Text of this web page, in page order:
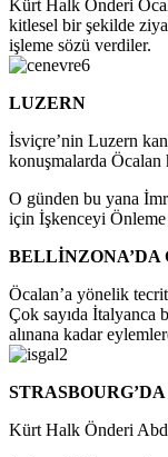
Kürt Halk Önderi
kitlesel bir şekilde
işleme sözü verdiler.
LUZERN
İsviçre’nin Luzern
konuşmalarda Öcalan
O günden bu yana
için İşkenceyi Önleme
Öcalan’a yönelik
Çok sayıda İtalyanca
alınana kadar
Kürt Halk Önderi